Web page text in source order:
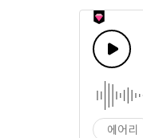
에어리